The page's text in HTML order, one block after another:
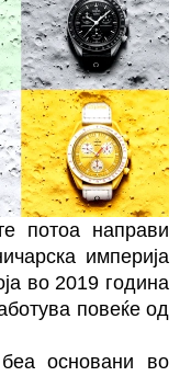
потоа направи
империја
во 2019 година
повеќе од
основани во